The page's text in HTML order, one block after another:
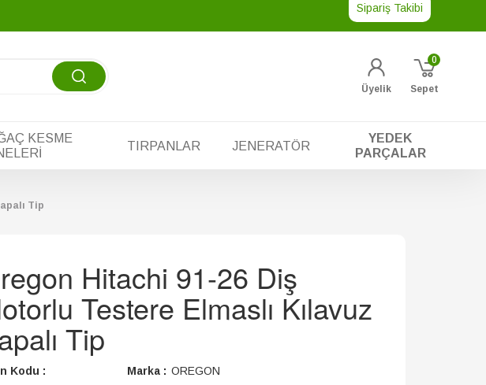
Sipariş Takibi
Üyelik Sepet
0
KESME
TIRPANLAR JENERATÖR
YEDEK
PARÇALAR
Tip
Hitachi 91-26 Diş
Testere Elmaslı Kılavuz
Tip
Kodu :
Marka : OREGON